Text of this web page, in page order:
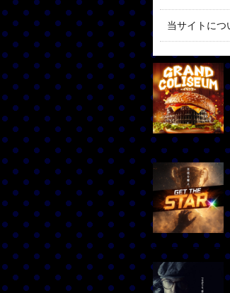
当サイトにつ